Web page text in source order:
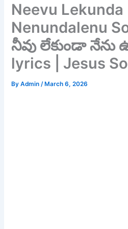
Neevu Lekunda
Nenundalenu
నీవు లేకుండా నేను
lyrics | Jesus
ByAdmin/ March 6, 2026